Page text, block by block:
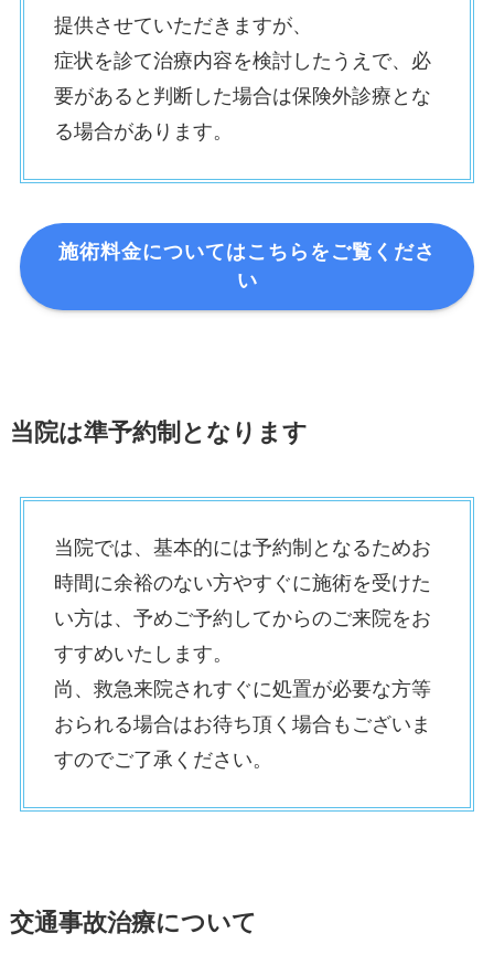
提供させていただきますが、
症状を診て治療内容を検討したうえで、必
要があると判断した場合は保険外診療とな
る場合があります。
施術料金についてはこちらをご覧くださ
い
当院は準予約制となります
当院では、基本的には予約制となるためお
時間に余裕のない方やすぐに施術を受けた
い方は、予めご予約してからのご来院をお
すすめいたします。
尚、救急来院されすぐに処置が必要な方等
おられる場合はお待ち頂く場合もございま
すのでご了承ください。
交通事故治療について